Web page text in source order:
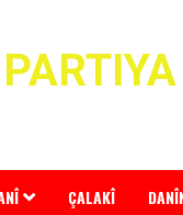
ÇALAKÎ